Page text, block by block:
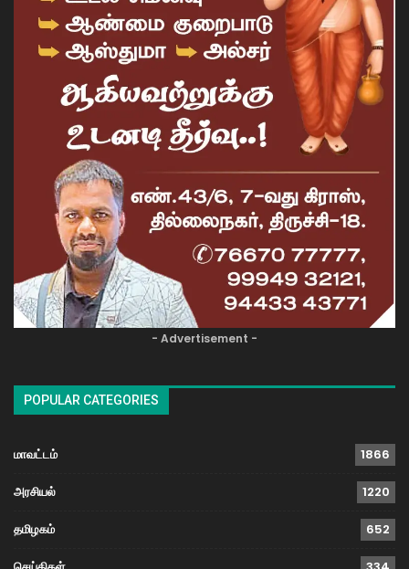
- Advertisement -
POPULAR CATEGORIES
மாவட்டம் 1866
அரசியல் 1220
தமிழகம் 652